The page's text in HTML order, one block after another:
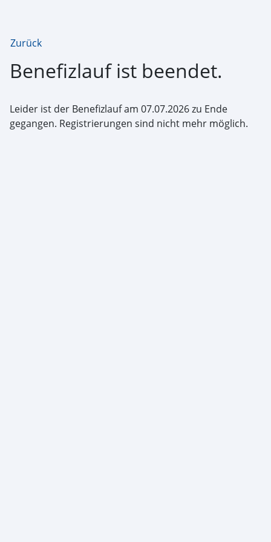
Zurück
Benefizlauf ist beendet.
Leider ist der Benefizlauf am 07.07.2026 zu Ende
gegangen. Registrierungen sind nicht mehr möglich.